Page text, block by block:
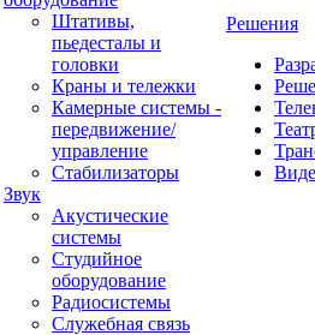
Штативы,
пьедесталы и
головки
Краны и тележки
Камерные системы -
передвижение/
управление
Стабилизаторы
Звук
Акустические
системы
Студийное
оборудование
Радиосистемы
Служебная связь
Решения